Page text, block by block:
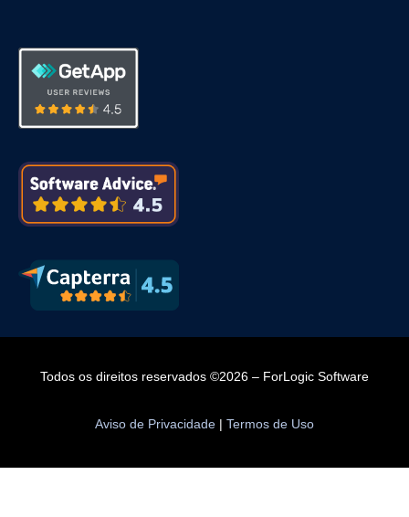
Todos os direitos reservados ©2026 – ForLogic Software
Aviso de Privacidade | Termos de Uso